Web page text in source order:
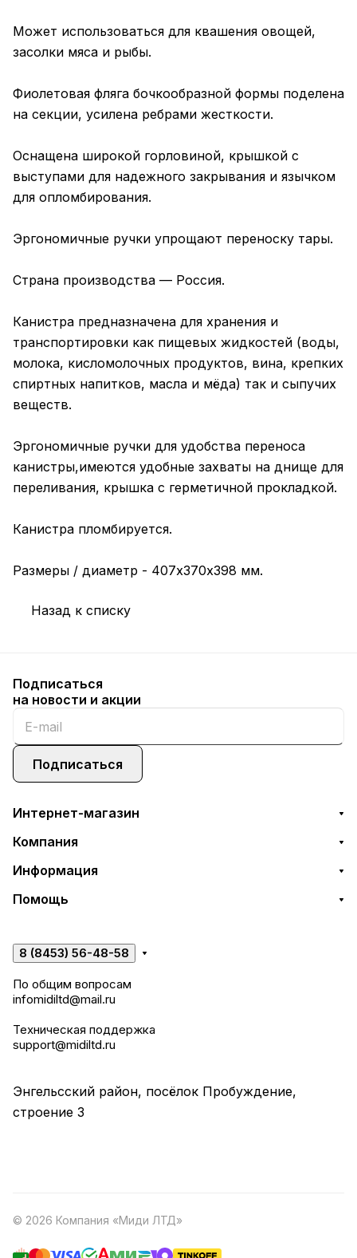
Может использоваться для квашения овощей,
засолки мяса и рыбы.
Фиолетовая фляга бочкообразной формы поделена
на секции, усилена ребрами жесткости.
Оснащена широкой горловиной, крышкой с
выступами для надежного закрывания и язычком
для опломбирования.
Эргономичные ручки упрощают переноску тары.
Страна производства — Россия.
Канистра предназначена для хранения и
транспортировки как пищевых жидкостей (воды,
молока, кисломолочных продуктов, вина, крепких
спиртных напитков, масла и мёда) так и сыпучих
веществ.
Эргономичные ручки для удобства переноса
канистры,имеются удобные захваты на днище для
переливания, крышка с герметичной прокладкой.
Канистра пломбируется.
Размеры / диаметр - 407х370х398 мм.
Назад к списку
Подписаться
на новости и акции
Подписаться
Интернет-магазин
Компания
Информация
Помощь
8 (8453) 56-48-58
По общим вопросам
infomidiltd@mail.ru
Техническая поддержка
support@midiltd.ru
Энгельсский район, посёлок Пробуждение,
строение 3
© 2026 Компания «Миди ЛТД»